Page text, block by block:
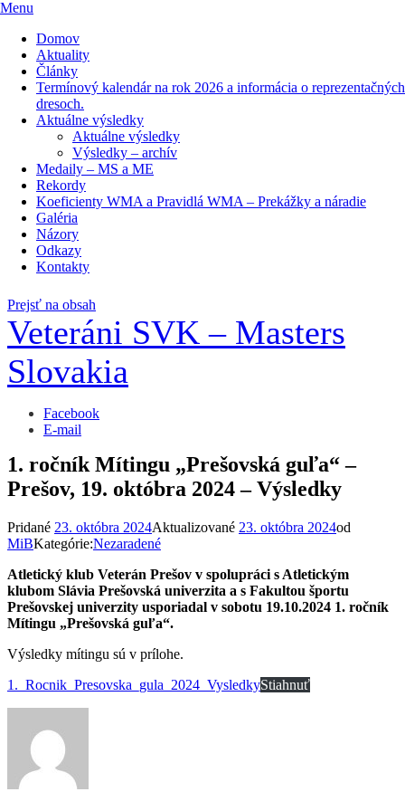
Menu
Domov
Aktuality
Články
Termínový kalendár na rok 2026 a informácia o reprezentačných
dresoch.
Aktuálne výsledky
Aktuálne výsledky
Výsledky – archív
Medaily – MS a ME
Rekordy
Koeficienty WMA a Pravidlá WMA – Prekážky a náradie
Galéria
Názory
Odkazy
Kontakty
Prejsť na obsah
Veteráni SVK – Masters
Slovakia
Facebook
E-mail
1. ročník Mítingu „Prešovská guľa“ –
Prešov, 19. októbra 2024 – Výsledky
Pridané 23. októbra 2024Aktualizované 23. októbra 2024od
MiBKategórie:Nezaradené
Atletický klub Veterán Prešov v spolupráci s Atletickým
klubom Slávia Prešovská univerzita a s Fakultou športu
Prešovskej univerzity usporiadal v sobotu 19.10.2024 1. ročník
Mítingu „Prešovská guľa“.
Výsledky mítingu sú v prílohe.
1._Rocnik_Presovska_gula_2024_VysledkyStiahnuť